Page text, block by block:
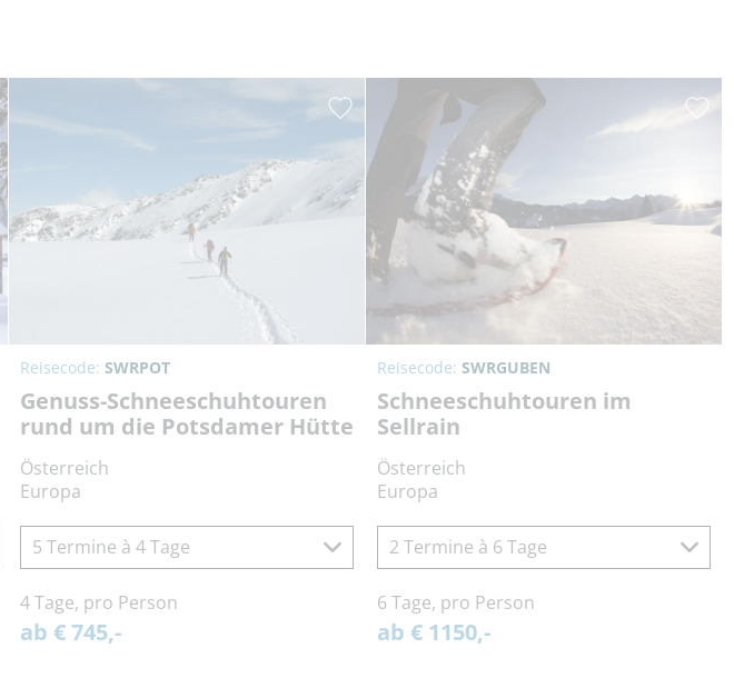
Reisecode: SWRPOT
Genuss-Schneeschuhtouren
rund um die Potsdamer Hütte
Österreich
Europa
5 Termine à 4 Tage
4 Tage, pro Person
ab € 745,-
Reisecode: SWRGUBEN
Schneeschuhtouren im
Sellrain
Österreich
Europa
2 Termine à 6 Tage
6 Tage, pro Person
ab € 1150,-